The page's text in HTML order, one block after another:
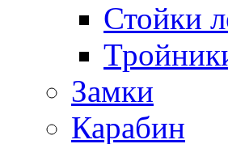
Стойки
Замки
Карабин